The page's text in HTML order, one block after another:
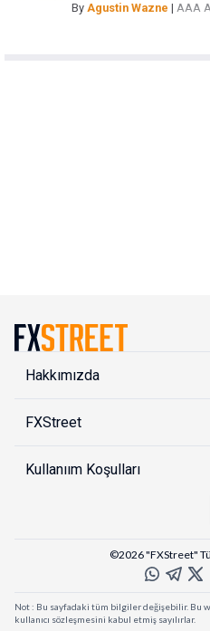
By Agustin Wazne | AAA
Hakkımızda
FXStreet
Kullanıım Koşulları
©2026 "FXStreet"
Not : Bu sayfadaki tüm bilgiler değişebilir. Bu
kullanıcı sözleşmesini kabul etmiş sayılırlar.